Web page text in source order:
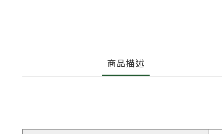
商品描述